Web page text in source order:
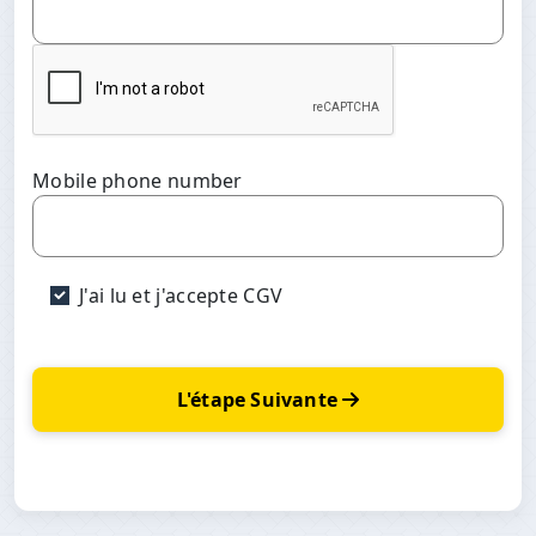
Mobile phone number
J'ai lu et j'accepte CGV
L'étape Suivante